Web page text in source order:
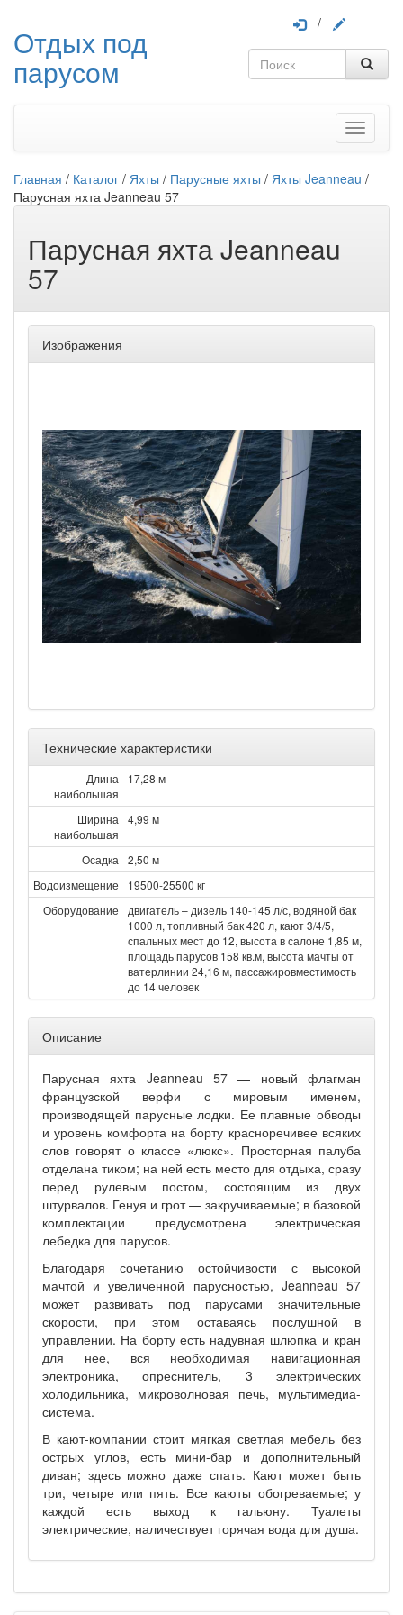
Отдых под
парусом
/
Меню
Главная / Каталог / Яхты / Парусные яхты / Яхты Jeanneau /
Парусная яхта Jeanneau 57
Парусная яхта Jeanneau
57
Изображения
Технические характеристики
Длина
наибольшая
17,28 м
Ширина
наибольшая
4,99 м
Осадка
2,50 м
Водоизмещение
19500-25500 кг
Оборудование
двигатель – дизель 140-145 л/с, водяной бак
1000 л, топливный бак 420 л, кают 3/4/5,
спальных мест до 12, высота в салоне 1,85 м,
площадь парусов 158 кв.м, высота мачты от
ватерлинии 24,16 м, пассажировместимость
до 14 человек
Описание
Парусная яхта Jeanneau 57 — новый флагман
французской верфи с мировым именем,
производящей парусные лодки. Ее плавные обводы
и уровень комфорта на борту красноречивее всяких
слов говорят о классе «люкс». Просторная палуба
отделана тиком; на ней есть место для отдыха, сразу
перед рулевым постом, состоящим из двух
штурвалов. Генуя и грот — закручиваемые; в базовой
комплектации предусмотрена электрическая
лебедка для парусов.
Благодаря сочетанию остойчивости с высокой
мачтой и увеличенной парусностью, Jeanneau 57
может развивать под парусами значительные
скорости, при этом оставаясь послушной в
управлении. На борту есть надувная шлюпка и кран
для нее, вся необходимая навигационная
электроника, опреснитель, 3 электрических
холодильника, микроволновая печь, мультимедиа-
система.
В кают-компании стоит мягкая светлая мебель без
острых углов, есть мини-бар и дополнительный
диван; здесь можно даже спать. Кают может быть
три, четыре или пять. Все каюты обогреваемые; у
каждой есть выход к гальюну. Туалеты
электрические, наличествует горячая вода для душа.